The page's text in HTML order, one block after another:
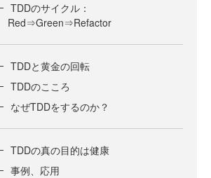
TDDのサイクル：
Red⇒Green⇒Refactor
TDDと黄金の回転
TDDのこころ
なぜTDDをするのか？
TDDの真の目的は健康
事例、応用